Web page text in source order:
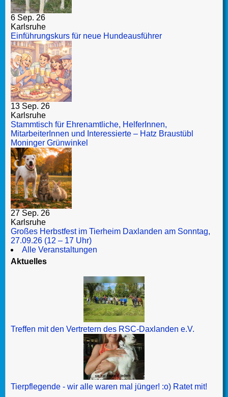
6 Sep. 26
Karlsruhe
Einführungskurs für neue Hundeausführer
13 Sep. 26
Karlsruhe
Stammtisch für Ehrenamtliche, HelferInnen,
MitarbeiterInnen und Interessierte – Hatz Braustübl
Moninger Grünwinkel
27 Sep. 26
Karlsruhe
Großes Herbstfest im Tierheim Daxlanden am Sonntag,
27.09.26 (12 – 17 Uhr)
Alle Veranstaltungen
Aktuelles
Treffen mit den Vertretern des RSC-Daxlanden e.V.
Tierpflegende - wir alle waren mal jünger! :o) Ratet mit!